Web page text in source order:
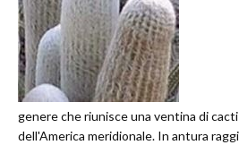
genere che riunisce una ventina di
dell'America meridionale. In antura